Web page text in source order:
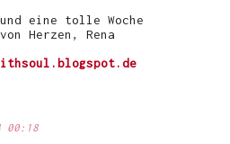
eine tolle Woche
Herzen, Rena
00:18